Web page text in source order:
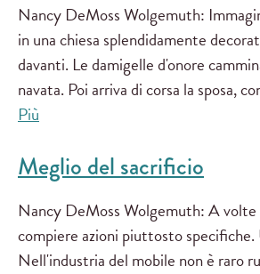
Nancy DeMoss Wolgemuth:
in una chiesa splendidamente
davanti. Le damigelle d'onore
navata. Poi arriva di corsa la sposa,
Più
Meglio del sacrificio
Nancy DeMoss Wolgemuth: A volte
compiere azioni piuttosto
Nell'industria del mobile non è raro